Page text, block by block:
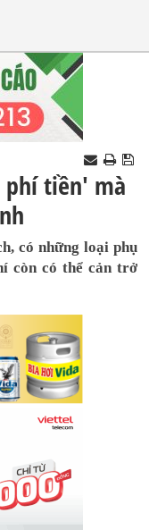
tiền' mà
có những loại phụ
còn có thể cản trở